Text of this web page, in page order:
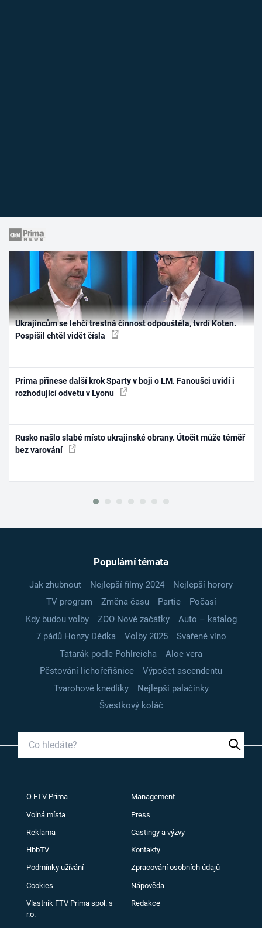
Ukrajincům se lehčí trestná činnost odpouštěla, tvrdí Koten.
Pospíšil chtěl vidět čísla
Prima přinese další krok Sparty v boji o LM. Fanoušci uvidí i
rozhodující odvetu v Lyonu
Rusko našlo slabé místo ukrajinské obrany. Útočit může téměř
bez varování
Populární témata
Jak zhubnout Nejlepší filmy 2024
Nejlepší horory
TV program
Změna času Partie
Počasí
Kdy budou volby
ZOO Nové začátky
Auto – katalog
7 pádů Honzy Dědka
Volby 2025
Svařené víno
Tatarák podle Pohlreicha
Aloe vera
Pěstování lichořeřišnice
Výpočet ascendentu
Tvarohové knedlíky
Nejlepší palačinky
Švestkový koláč
O FTV Prima Management
Volná místa Press
Reklama Castingy a výzvy
HbbTV Kontakty
Podmínky užívání Zpracování osobních údajů
Cookies Nápověda
Vlastník FTV Prima spol. s
r.o.
Redakce